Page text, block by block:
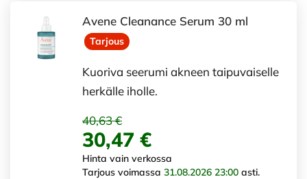
Avene Cleanance Serum 30 ml
Tarjous
Kuoriva seerumi akneen taipuvaiselle
herkälle iholle.
40,63 €
30,47 €
Hinta vain verkossa
Tarjous voimassa 31.08.2026 23:00 asti.